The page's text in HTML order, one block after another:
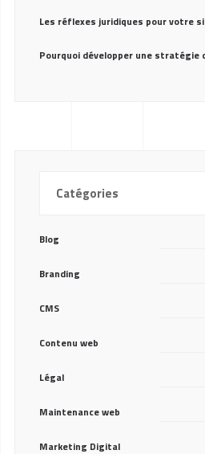
Les réflexes juridiques pour votre
Pourquoi développer une stratégie
Catégories
Blog
Branding
CMS
Contenu web
Légal
Maintenance web
Marketing Digital